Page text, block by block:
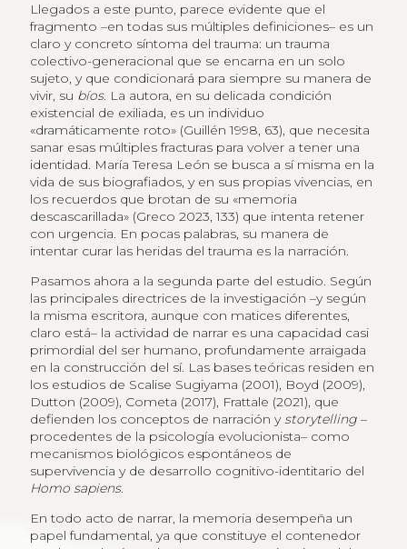
Llegados a este punto, parece evidente que el
fragmento –en todas sus múltiples definiciones– es un
claro y concreto síntoma del trauma: un trauma
colectivo-generacional que se encarna en un solo
sujeto, y que condicionará para siempre su manera de
vivir, su bíos. La autora, en su delicada condición
existencial de exiliada, es un individuo
«dramáticamente roto» (Guillén 1998, 63), que necesita
sanar esas múltiples fracturas para volver a tener una
identidad. María Teresa León se busca a sí misma en la
vida de sus biografiados, y en sus propias vivencias, en
los recuerdos que brotan de su «memoria
descascarillada» (Greco 2023, 133) que intenta retener
con urgencia. En pocas palabras, su manera de
intentar curar las heridas del trauma es la narración.
Pasamos ahora a la segunda parte del estudio. Según
las principales directrices de la investigación –y según
la misma escritora, aunque con matices diferentes,
claro está– la actividad de narrar es una capacidad casi
primordial del ser humano, profundamente arraigada
en la construcción del sí. Las bases teóricas residen en
los estudios de Scalise Sugiyama (2001), Boyd (2009),
Dutton (2009), Cometa (2017), Frattale (2021), que
defienden los conceptos de narración y storytelling–
procedentes de la psicología evolucionista– como
mecanismos biológicos espontáneos de
supervivencia y de desarrollo cognitivo-identitario del
Homo sapiens.
En todo acto de narrar, la memoria desempeña un
papel fundamental, ya que constituye el contenedor